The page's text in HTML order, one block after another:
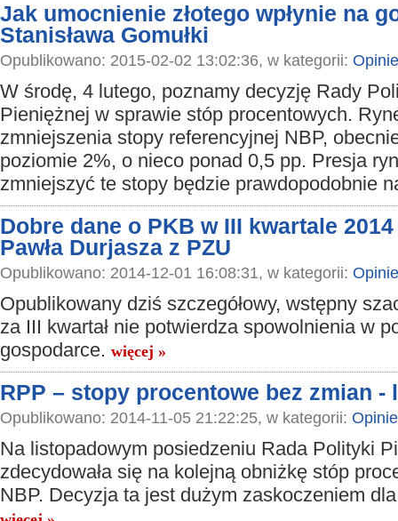
Jak umocnienie złotego wpłynie na
Stanisława Gomułki
Opublikowano: 2015-02-02 13:02:36, w kategorii: Opinie
W środę, 4 lutego, poznamy decyzję Rady
Pieniężnej w sprawie stóp procentowych.
zmniejszenia stopy referencyjnej NBP,
poziomie 2%, o nieco ponad 0,5 pp. Presja
zmniejszyć te stopy będzie prawdopodobnie
Dobre dane o PKB w III kwartale
Pawła Durjasza z PZU
Opublikowano: 2014-12-01 16:08:31, w kategorii: Opinie
Opublikowany dziś szczegółowy, wstępny
za III kwartał nie potwierdza spowolnienia w
gospodarce. więcej »
RPP – stopy procentowe bez zmian -
Opublikowano: 2014-11-05 21:22:25, w kategorii: Opinie
Na listopadowym posiedzeniu Rada Polityki
zdecydowała się na kolejną obniżkę stóp
NBP. Decyzja ta jest dużym zaskoczeniem